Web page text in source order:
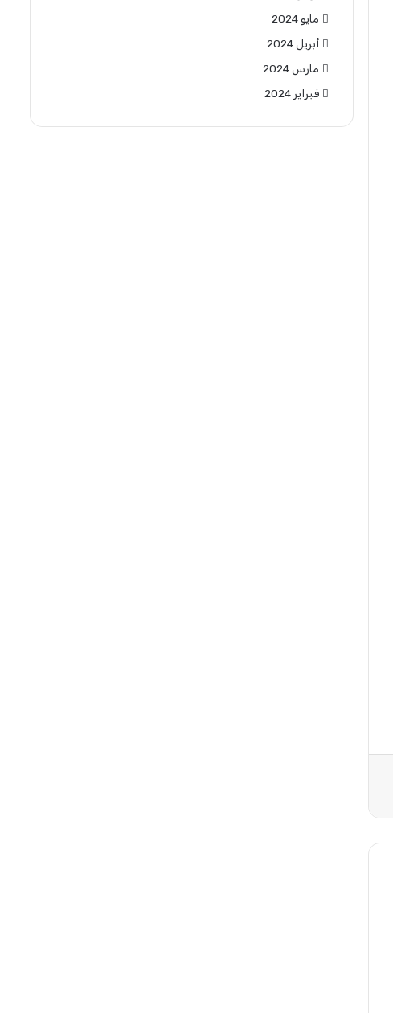
مايو 2024
أبريل 2024
مارس 2024
فبراير 2024